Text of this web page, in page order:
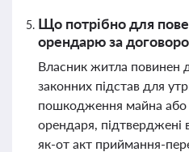
Що потрібно для
орендарю за
Власник житла повинен
законних підстав для
пошкодження майна або
орендаря, підтверджені
як-от акт приймання-